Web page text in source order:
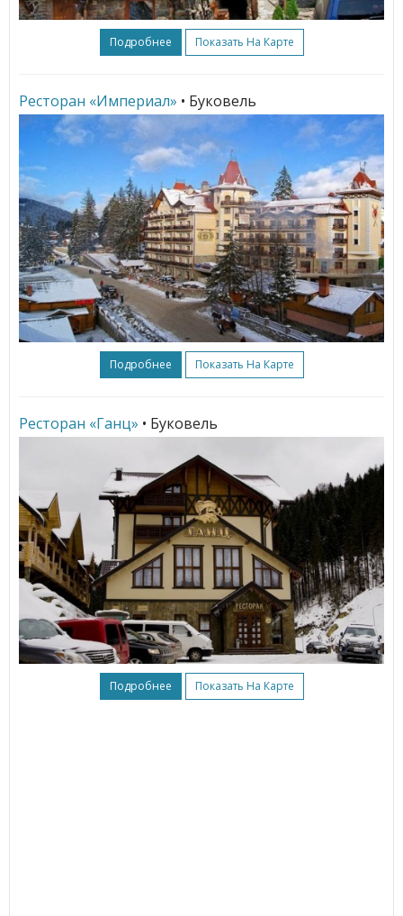
Подробнее Показать На Карте
Ресторан «Империал» • Буковель
Подробнее Показать На Карте
Ресторан «Ганц» • Буковель
Подробнее Показать На Карте